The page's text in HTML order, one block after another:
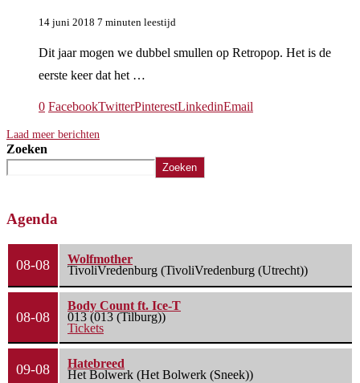
14 juni 2018 7 minuten leestijd
Dit jaar mogen we dubbel smullen op Retropop. Het is de
eerste keer dat het …
0 FacebookTwitterPinterestLinkedinEmail
Laad meer berichten
Zoeken
Zoeken
Agenda
08-08
Wolfmother
TivoliVredenburg (TivoliVredenburg (Utrecht))
08-08
Body Count ft. Ice-T
013 (013 (Tilburg))
Tickets
09-08
Hatebreed
Het Bolwerk (Het Bolwerk (Sneek))